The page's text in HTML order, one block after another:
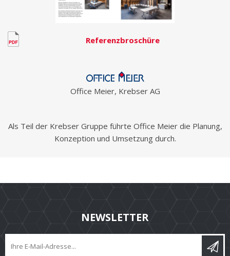
Referenzbroschüre
Office Meier, Krebser AG
Als Teil der Krebser Gruppe führte Office Meier die Planung,
Konzeption und Umsetzung durch.
NEWSLETTER